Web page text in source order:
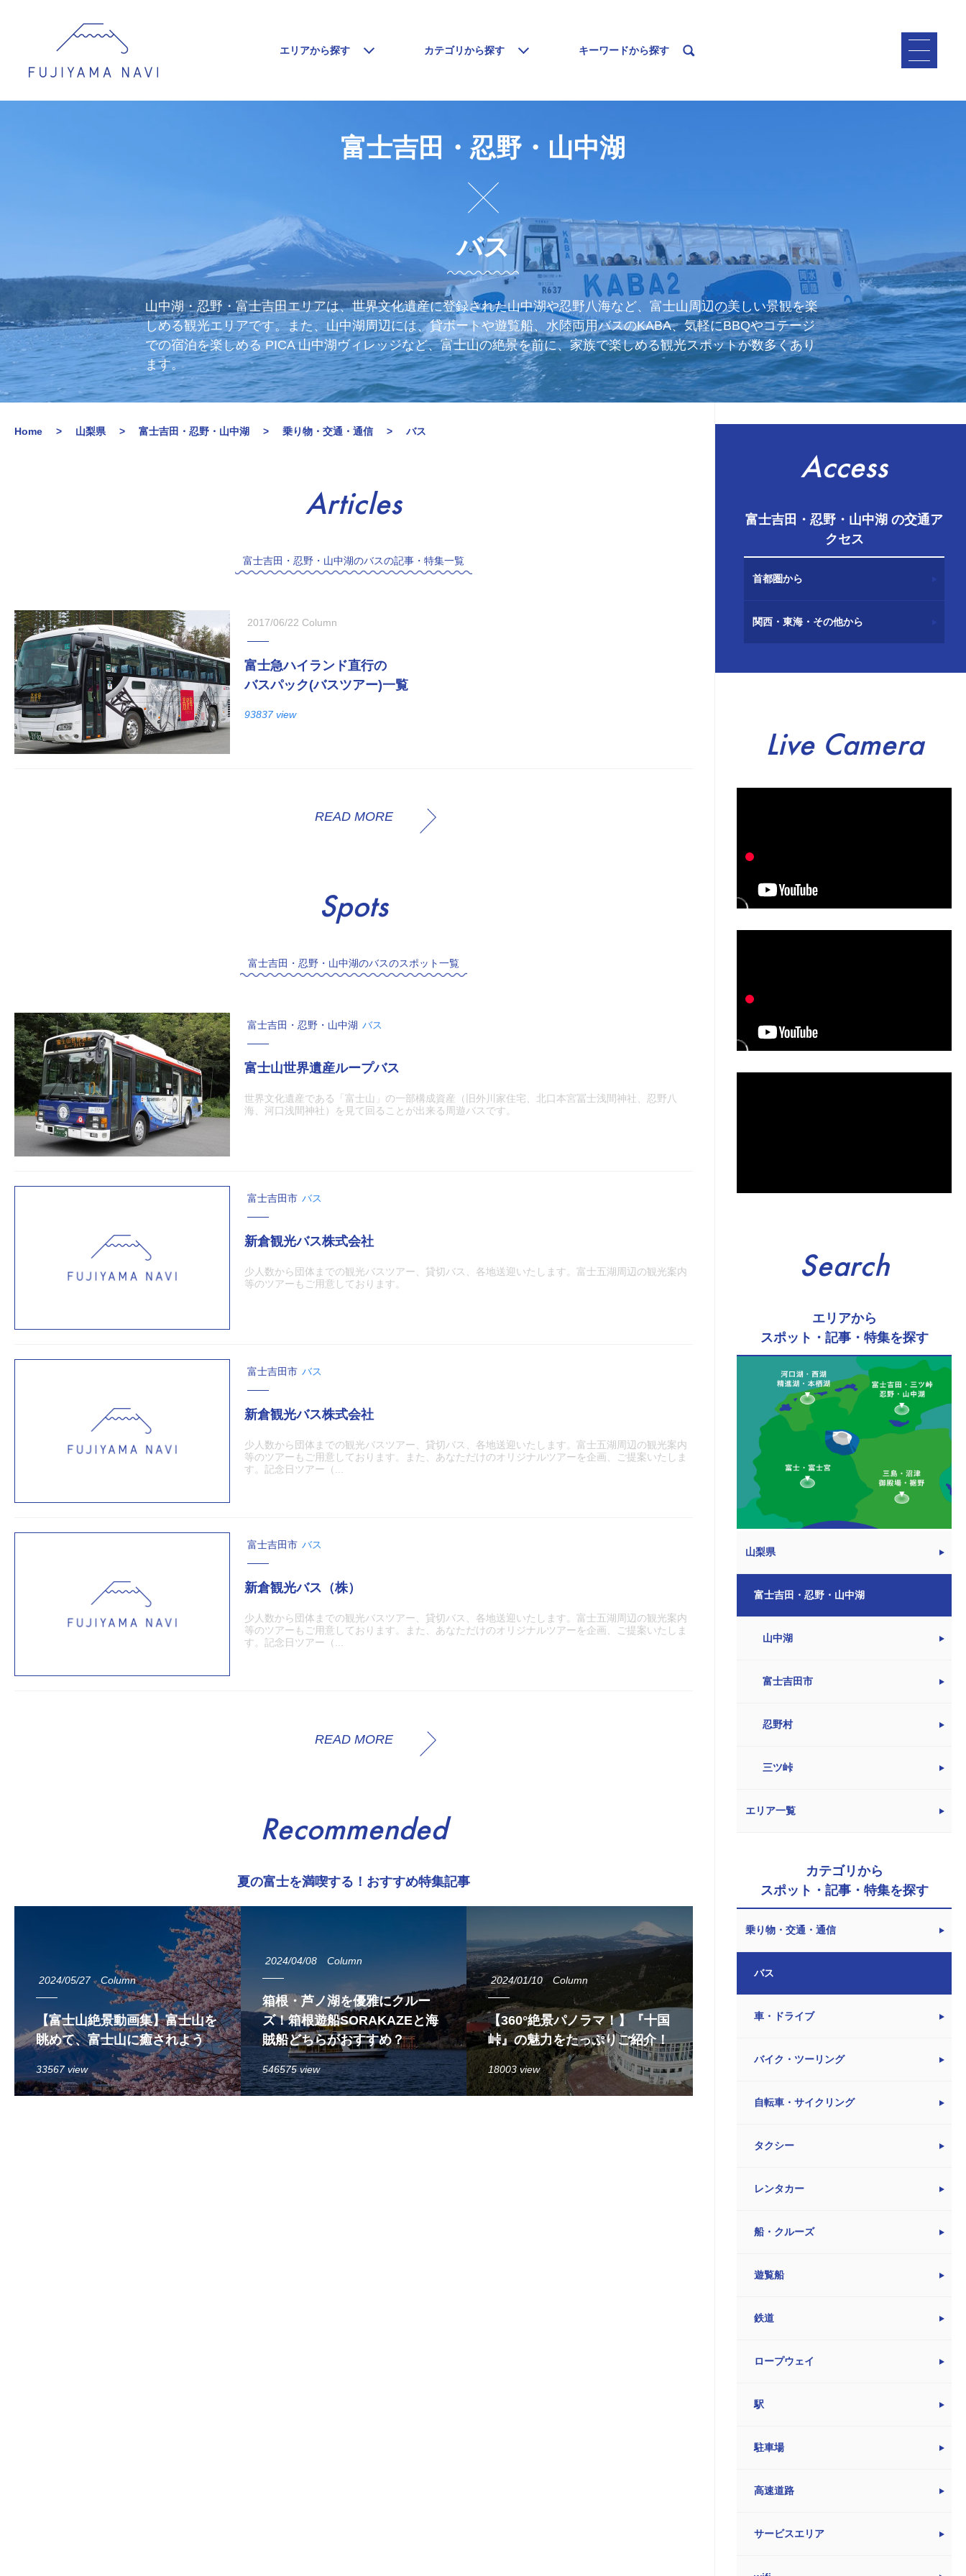
エリアから探す カテゴリから探す キーワードから探す
富士吉田・忍野・山中湖
バス
山中湖・忍野・富士吉田エリアは、世界文化遺産に登録された山中湖や忍野八海など、富士山周辺の美しい景観を楽
しめる観光エリアです。また、山中湖周辺には、貸ボートや遊覧船、水陸両用バスのKABA、気軽にBBQやコテージ
での宿泊を楽しめる PICA 山中湖ヴィレッジなど、富士山の絶景を前に、家族で楽しめる観光スポットが数多くあり
ます。
Home 山梨県 富士吉田・忍野・山中湖 乗り物・交通・通信 バス
Articles
富士吉田・忍野・山中湖のバスの記事・特集一覧
2017/06/22 Column
富士急ハイランド直行の
バスパック(バスツアー)一覧
93837 view
READ MORE
Spots
富士吉田・忍野・山中湖のバスのスポット一覧
富士吉田・忍野・山中湖 バス
富士山世界遺産ループバス
世界文化遺産である「富士山」の一部構成資産（旧外川家住宅、北口本宮冨士浅間神社、忍野八
海、河口浅間神社）を見て回ることが出来る周遊バスです。
富士吉田市 バス
新倉観光バス株式会社
少人数から団体までの観光バスツアー、貸切バス、各地送迎いたします。富士五湖周辺の観光案内
等のツアーもご用意しております。
富士吉田市 バス
新倉観光バス株式会社
少人数から団体までの観光バスツアー、貸切バス、各地送迎いたします。富士五湖周辺の観光案内
等のツアーもご用意しております。また、あなただけのオリジナルツアーを企画、ご提案いたしま
す。記念日ツアー（...
富士吉田市 バス
新倉観光バス（株）
少人数から団体までの観光バスツアー、貸切バス、各地送迎いたします。富士五湖周辺の観光案内
等のツアーもご用意しております。また、あなただけのオリジナルツアーを企画、ご提案いたしま
す。記念日ツアー（...
READ MORE
Recommended
夏の富士を満喫する！おすすめ特集記事
2024/05/27 Column
【富士山絶景動画集】富士山を
眺めて、富士山に癒されよう
33567 view
2024/04/08 Column
箱根・芦ノ湖を優雅にクルー
ズ！箱根遊船SORAKAZEと海
賊船どちらがおすすめ？
546575 view
2024/01/10 Column
【360°絶景パノラマ！】『十国
峠』の魅力をたっぷりご紹介！
18003 view
Access
富士吉田・忍野・山中湖 の交通ア
クセス
首都圏から
関西・東海・その他から
Live Camera
Search
エリアから
スポット・記事・特集を探す
山梨県
富士吉田・忍野・山中湖
山中湖
富士吉田市
忍野村
三ツ峠
エリア一覧
カテゴリから
スポット・記事・特集を探す
乗り物・交通・通信
バス
車・ドライブ
バイク・ツーリング
自転車・サイクリング
タクシー
レンタカー
船・クルーズ
遊覧船
鉄道
ロープウェイ
駅
駐車場
高速道路
サービスエリア